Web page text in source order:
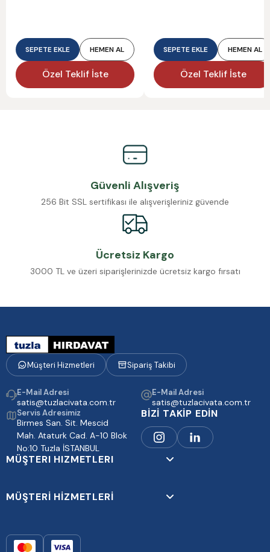
SEPETE EKLE HEMEN AL
Özel Teklif İste
SEPETE EKLE HEMEN AL
Özel Teklif İste
Güvenli Alışveriş
256 Bit SSL sertifikası ile alışverişleriniz güvende
Ücretsiz Kargo
3000 TL ve üzeri siparişlerinizde ücretsiz kargo fırsatı
Müşteri Hizmetleri Sipariş Takibi
E-Mail Adresi
satis@tuzlacivata.com.tr
E-Mail Adresi
satis@tuzlacivata.com.tr
Servis Adresimiz
Birmes San. Sit. Mescid
Mah. Ataturk Cad. A-10 Blok
No:10 Tuzla İSTANBUL
BİZİ TAKİP EDİN
MÜŞTERI HIZMETLERI
MÜŞTERİ HİZMETLERİ